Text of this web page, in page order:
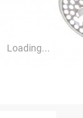
Loading...